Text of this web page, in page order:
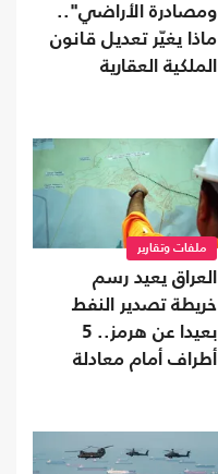
ومصادرة الأراضي"..
ماذا يغيّر تعديل قانون
الملكية العقارية
ملفات وتقارير
العراق يعيد رسم
خريطة تصدير النفط
بعيدا عن هرمز.. 5
أطراف أمام معادلة